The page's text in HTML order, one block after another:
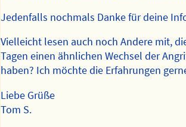
Jedenfalls nochmals Danke für deine
Vielleicht lesen auch noch Andere mit,
Tagen einen ähnlichen Wechsel der
haben? Ich möchte die Erfahrungen
Liebe Grüße
Tom S.